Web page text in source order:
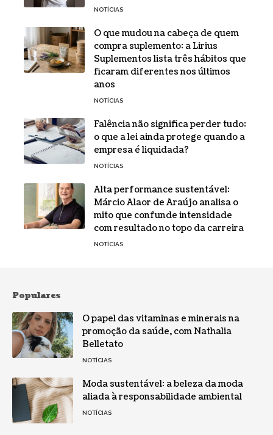
NOTÍCIAS
O que mudou na cabeça de quem
compra suplemento: a Lirius
Suplementos lista três hábitos que
ficaram diferentes nos últimos
anos
NOTÍCIAS
Falência não significa perder tudo:
o que a lei ainda protege quando a
empresa é liquidada?
NOTÍCIAS
Alta performance sustentável:
Márcio Alaor de Araújo analisa o
mito que confunde intensidade
com resultado no topo da carreira
NOTÍCIAS
Populares
O papel das vitaminas e minerais na
promoção da saúde, com Nathalia
Belletato
NOTÍCIAS
Moda sustentável: a beleza da moda
aliada à responsabilidade ambiental
NOTÍCIAS